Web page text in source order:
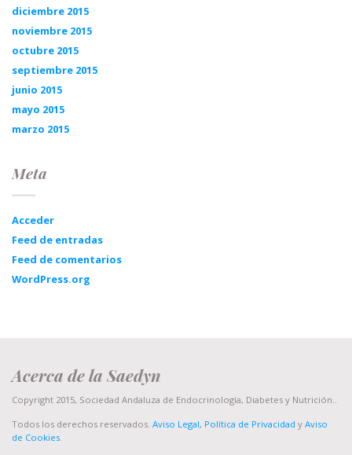
diciembre 2015
noviembre 2015
octubre 2015
septiembre 2015
junio 2015
mayo 2015
marzo 2015
Meta
Acceder
Feed de entradas
Feed de comentarios
WordPress.org
Acerca de la Saedyn
Copyright 2015, Sociedad Andaluza de Endocrinología, Diabetes y Nutrición..
Todos los derechos reservados. Aviso Legal, Política de Privacidad y Aviso
de Cookies.